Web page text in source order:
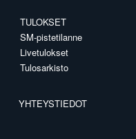
TULOKSET
SM-pistetilanne
Livetulokset
Tulosarkisto
YHTEYSTIEDOT